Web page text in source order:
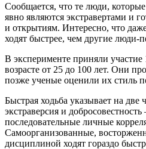
Сообщается, что те люди,
явно являются экстравертами и
и открытиям. Интересно, что
ходят быстрее, чем другие люди-
В эксперименте приняли участие
возрасте от 25 до 100 лет. Они
позже ученые оценили их стиль
Быстрая ходьба указывает на две
экстраверсия и
последовательные личные
Самоорганизованные,
дисциплиной ходят гораздо